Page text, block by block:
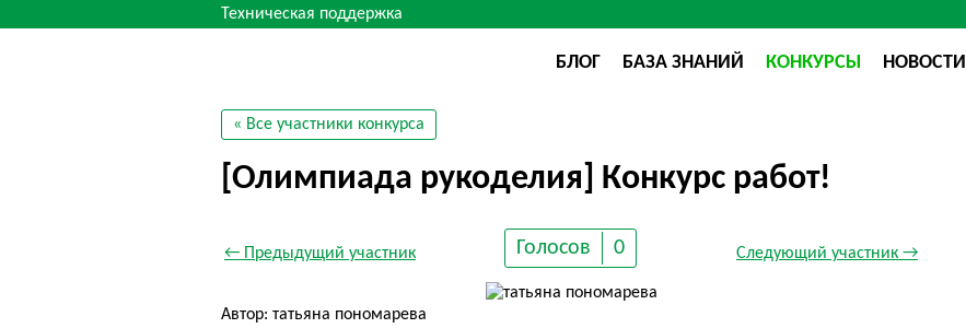
Техническая поддержка
БЛОГ БАЗА ЗНАНИЙ КОНКУРСЫ НОВОСТИ
« Все участники конкурса
[Олимпиада рукоделия] Конкурс работ!
← Предыдущий участник Голосов 0 Следующий участник →
Автор: татьяна пономарева